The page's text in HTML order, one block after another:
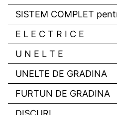
SISTEM COMPLET
E L E C T R I C E
U N E L T E
UNELTE DE GRADINA
FURTUN DE GRADINA